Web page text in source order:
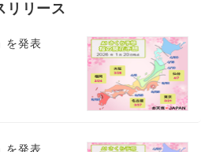
リリース
を発表
を発表